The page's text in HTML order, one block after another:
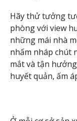
Hãy thử tưởng
phòng với view
những mái nhà
nhấm nháp chút
mắt và tận
huyết quản, ấm